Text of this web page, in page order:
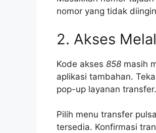
nomor yang tidak
2. Akses
Kode akses 858 masih
aplikasi tambahan.
pop-up layanan transfer.
Pilih menu transfer
tersedia. Konfirmasi